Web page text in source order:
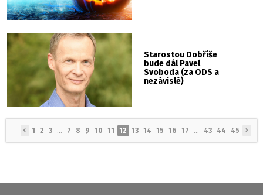
Starostou Dobříše
bude dál Pavel
Svoboda (za ODS a
nezávislé)
‹ 1 2 3 ... 7 8 9 10 11 12 13 14 15 16 17 ... 43 44 45 ›